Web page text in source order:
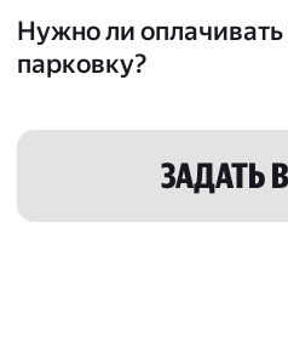
Нужно ли
парковку?
ЗАДАТЬ